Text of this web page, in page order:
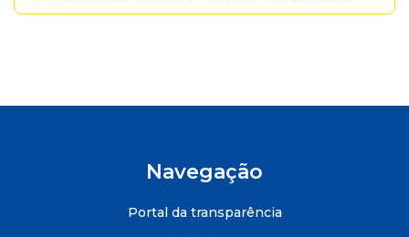
Navegação
Portal da transparência